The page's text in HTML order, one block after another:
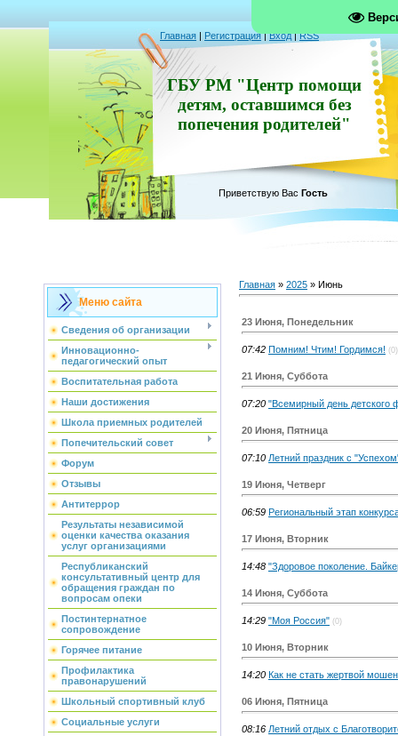
Главная | Регистрация|Вход|RSS
ГБУ РМ "Центр помощи
детям, оставшимся без
попечения родителей"
Приветствую Вас Гость
Меню сайта
Сведения об организации
Инновационно-
педагогический опыт
Воспитательная работа
Наши достижения
Школа приемных родителей
Попечительский совет
Форум
Отзывы
Антитеррор
Результаты независимой
оценки качества оказания
услуг организациями
Республиканский
консультативный центр для
обращения граждан по
вопросам опеки
Постинтернатное
сопровождение
Горячее питание
Профилактика
правонарушений
Школьный спортивный клуб
Социальные услуги
Главная » 2025 » Июнь
23 Июня, Понедельник
07:42 Помним! Чтим! Гордимся! (0)
21 Июня, Суббота
07:20 "Всемирный день детского
20 Июня, Пятница
07:10 Летний праздник с
19 Июня, Четверг
06:59 Региональный этап
17 Июня, Вторник
14:48 "Здоровое поколение.
14 Июня, Суббота
14:29 "Моя Россия" (0)
10 Июня, Вторник
14:20 Как не стать жертвой
06 Июня, Пятница
08:16 Летний отдых с